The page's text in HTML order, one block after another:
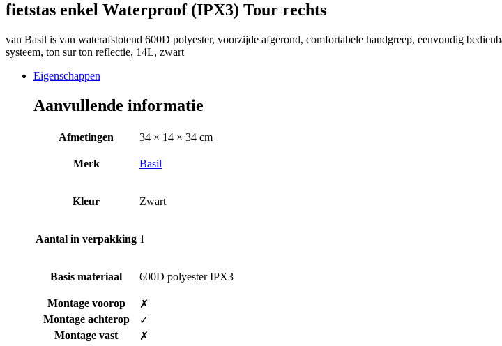
fietstas enkel Waterproof (IPX3) Tour rechts
van Basil is van waterafstotend 600D polyester, voorzijde afgerond, comfortabele handgreep, eenvoudig
systeem, ton sur ton reflectie, 14L, zwart
Eigenschappen
Aanvullende informatie
Afmetingen 34 × 14 × 34 cm
Merk Basil
Kleur Zwart
Aantal in verpakking 1
Basis materiaal 600D polyester IPX3
Montage voorop
✗
Montage achterop
✓
Montage vast
✗